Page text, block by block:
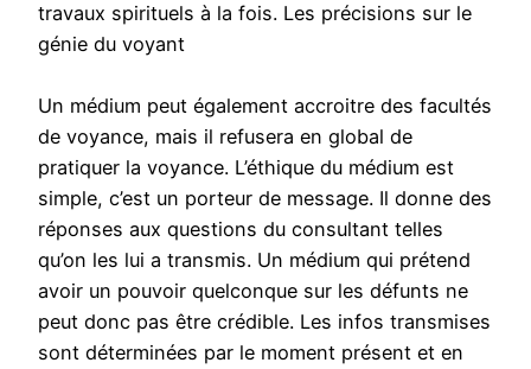
travaux spirituels à la fois. Les précisions sur le
génie du voyant
Un médium peut également accroitre des facultés
de voyance, mais il refusera en global de
pratiquer la voyance. L’éthique du médium est
simple, c’est un porteur de message. Il donne des
réponses aux questions du consultant telles
qu’on les lui a transmis. Un médium qui prétend
avoir un pouvoir quelconque sur les défunts ne
peut donc pas être crédible. Les infos transmises
sont déterminées par le moment présent et en